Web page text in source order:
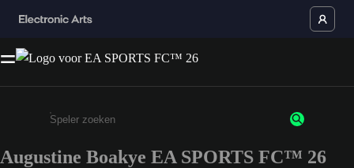
Enter a minimum of 3 characters or numbers
Augustine Boakye EA SPORTS FC™ 26